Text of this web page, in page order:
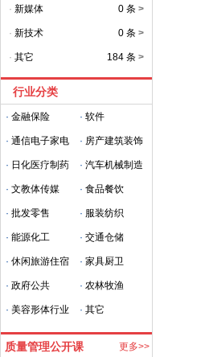
· 新媒体 0 条 >
· 新技术 0 条 >
· 其它 184 条 >
行业分类
· 金融保险 · 软件
· 通信电子家电 · 房产建筑装饰
· 日化医疗制药 · 汽车机械制造
· 文教体传媒 · 食品餐饮
· 批发零售 · 服装纺织
· 能源化工 · 交通仓储
· 休闲旅游住宿 · 家具厨卫
· 政府公共 · 农林牧渔
· 美容形体行业 · 其它
质量管理公开课 更多>>